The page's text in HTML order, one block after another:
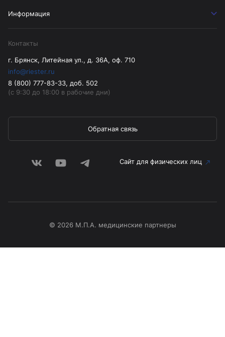
Информация
Контакты
г. Брянск, Литейная ул., д. 36А, оф. 710
info@riester.ru
8 (800) 777-83-33, доб. 502
(с 9:30 до 18:00 в рабочие дни)
Обратная связь
Сайт для физических лиц
© 2026 М.П.А. медицинские партнеры